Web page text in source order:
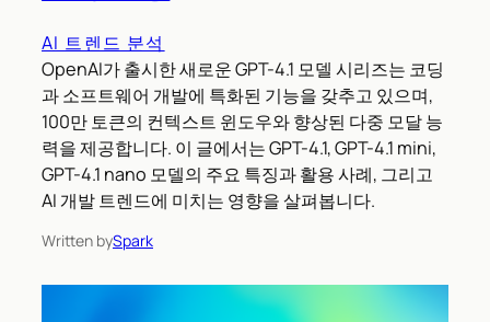
AI 트렌드 분석
OpenAI가 출시한 새로운 GPT-4.1 모델 시리즈는 코딩
과 소프트웨어 개발에 특화된 기능을 갖추고 있으며,
100만 토큰의 컨텍스트 윈도우와 향상된 다중 모달 능
력을 제공합니다. 이 글에서는 GPT-4.1, GPT-4.1 mini,
GPT-4.1 nano 모델의 주요 특징과 활용 사례, 그리고
AI 개발 트렌드에 미치는 영향을 살펴봅니다.
Written bySpark